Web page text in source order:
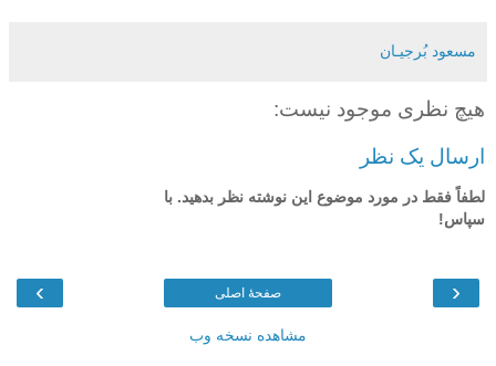
مسعود بُرجيـان
هیچ نظری موجود نیست:
ارسال یک نظر
لطفاً فقط در مورد موضوع این نوشته نظر بدهید. با
سپاس!
‹
› صفحهٔ اصلی
مشاهده نسخه وب